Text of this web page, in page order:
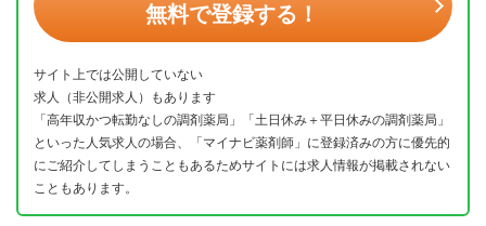
無料で登録する！
サイト上では公開していない
求人（非公開求人）もあります
「高年収かつ転勤なしの調剤薬局」「土日休み＋平日休みの調剤薬局」
といった人気求人の場合、「マイナビ薬剤師」に登録済みの方に優先的
にご紹介してしまうこともあるためサイトには求人情報が掲載されない
こともあります。